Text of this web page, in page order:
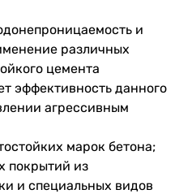
и
различных
цемента
эффективность данного
агрессивным
марок бетона;
покрытий из
и специальных видов